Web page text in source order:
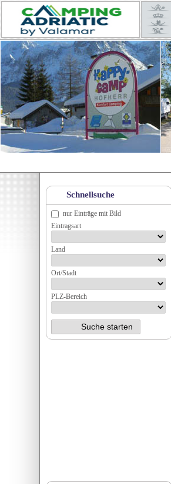
Schnellsuche
nur Einträge mit Bild
Eintragsart
Land
Ort/Stadt
PLZ-Bereich